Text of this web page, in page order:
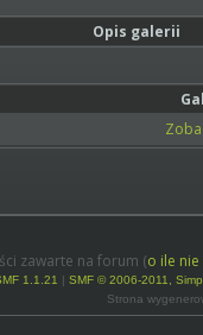
Opis galerii
zawarte na forum (o ile
1.1.21 | SMF © 2006-2011,
Strona